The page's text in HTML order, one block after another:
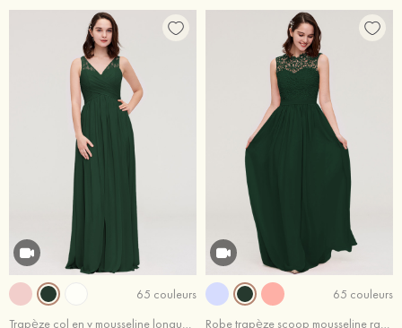
65 couleurs
Trapèze col en v mousseline longueur ras du sol robe de demoiselle d'honneur
65 couleurs
Robe trapèze scoop mousseline ras du sol robe de demoiselle d'honneur avec dentelle